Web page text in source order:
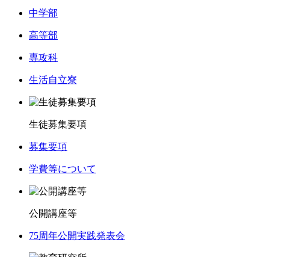
中学部
高等部
専攻科
生活自立寮
生徒募集要項
募集要項
学費等について
公開講座等
75周年公開実践発表会